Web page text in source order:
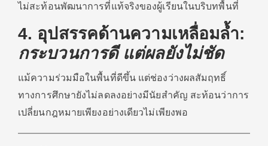
ไม่สะท้อนพัฒนาการที่แท้จริงของผู้เรียนในบริบทพื้นที่
4. อุปสรรคด้านความเหลื่อมล้ำ:
กระบวนการดี แต่ผลยังไม่ชัด
แม้ความร่วมมือในพื้นที่ดีขึ้น แต่ช่องว่างผลสัมฤทธิ์
ทางการศึกษายังไม่ลดลงอย่างมีนัยสำคัญ สะท้อนว่าการ
เปลี่ยนกฎหมายเพียงอย่างเดียวไม่เพียงพอ